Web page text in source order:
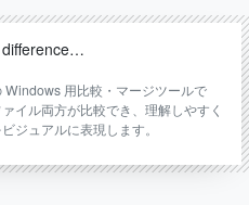
difference…
用比較・マージツールで
イル両方が比較でき、理解しやすく
ジュアルに表現します。